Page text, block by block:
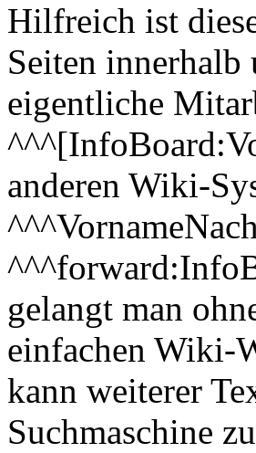
Hilfreich ist
Seiten
eigentliche
anderen Wiki-
gelangt man
einfachen Wiki-
kann weiterer
Suchmaschine